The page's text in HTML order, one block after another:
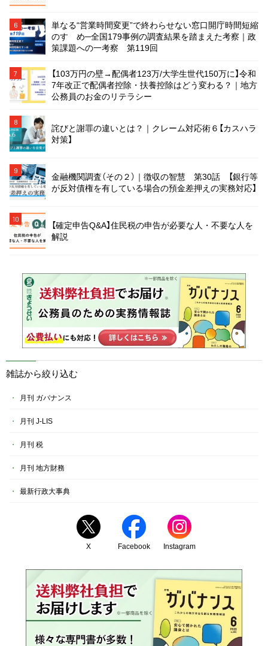
6
単なる“営業時間変更”で終わらせない窓口開庁時間短縮
のすゝめ─全国179事例の調査結果を踏まえた考察｜政
策課題への一考察 第119回
7
【103万円の壁→配偶者123万/大学生世代150万に】令和
7年改正で配偶者控除・扶養控除はどう変わる？｜地方
公務員のお金のリテラシー
8
詫びと謝罪の違いとは？｜クレーム対応術６【カスハラ
対策】
9
金融機関調査（その２）｜徴収の智慧 第30話 【銀行等
が反対債権を有している場合の預金差押えの実務対応】
10
【確定申告Q&A】住民税の申告が必要な人・不要な人を
解説
雑誌から絞り込む
月刊 ガバナンス
月刊 J-LIS
月刊 税
月刊 地方財務
最新行政大事典
X Facebook Instagram